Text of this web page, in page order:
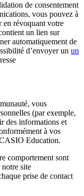
de consentement
vous pouvez à
en révoquant votre
un lien sur
automatiquement de
d’envoyer un un
vous
(par exemple,
des informations et
à vos
Education.
comportement sont
site
prise de contact